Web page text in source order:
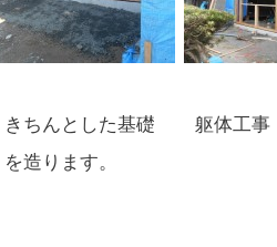
きちんとした基礎
を造ります。
躯体工事